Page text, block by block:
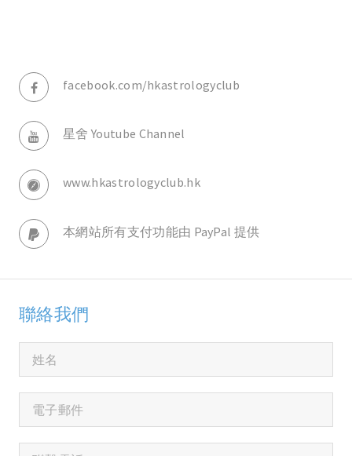
facebook.com/hkastrologyclub
星舍 Youtube Channel
www.hkastrologyclub.hk
本網站所有支付功能由 PayPal 提供
聯絡我們